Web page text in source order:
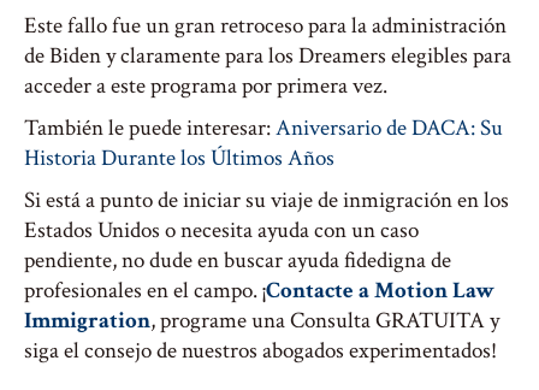
Este fallo fue un gran retroceso para la administración
de Biden y claramente para los Dreamers elegibles para
acceder a este programa por primera vez.
También le puede interesar:Aniversario de DACA: Su
Historia Durante los Últimos Años
Si está a punto de iniciar su viaje de inmigración en los
Estados Unidos o necesita ayuda con un caso
pendiente, no dude en buscar ayuda fidedigna de
profesionales en el campo. ¡Contacte a Motion Law
Immigration, programe una Consulta GRATUITA y
siga el consejo de nuestros abogados experimentados!